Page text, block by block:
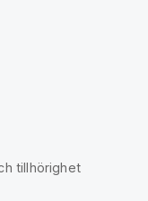
tillhörighet